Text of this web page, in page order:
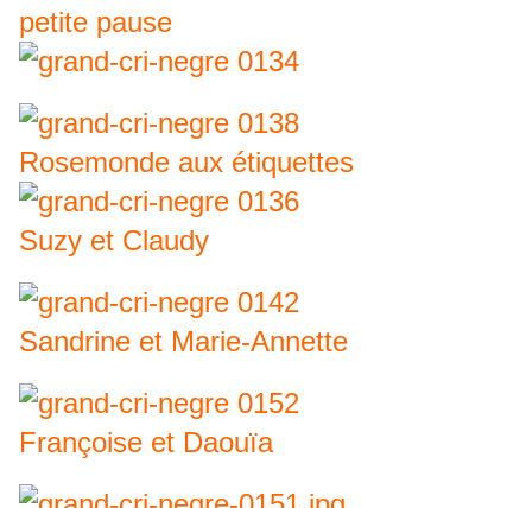
petite pause
Rosemonde aux étiquettes
Suzy et Claudy
Sandrine et Marie-Annette
Françoise et Daouïa